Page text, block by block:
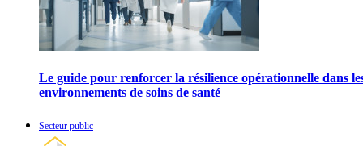
Le guide pour renforcer la résilience opérationnelle dans
environnements de soins de santé
Secteur public